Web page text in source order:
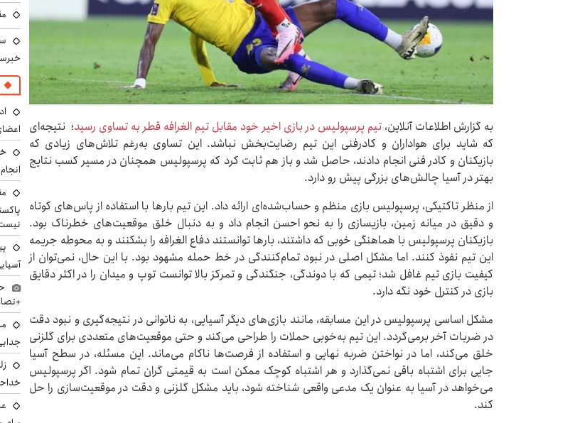
به گزارش اطلاعات آنلاین، تیم پرسپولیس در بازی اخیر خود مقابل تیم الغرافه قطر به تساوی رسید؛ نتیجه‌ای
که شاید برای هواداران و کادرفنی این تیم رضایت‌بخش نباشد. این تساوی به‌رغم تلاش‌های زیادی که
بازیکنان و کادر فنی انجام دادند، حاصل شد و باز هم ثابت کرد که پرسپولیس همچنان در مسیر کسب نتایج
بهتر در آسیا چالش‌های بزرگی پیش رو دارد.
از منظر تاکتیکی، پرسپولیس بازی منظم و حساب‌شده‌ای ارائه داد. این تیم بارها با استفاده از پاس‌های کوتاه
و دقیق در میانه زمین، بازیسازی را به نحو احسن انجام داد و به دنبال خلق موقعیت‌های خطرناک بود.
بازیکنان پرسپولیس با هماهنگی خوبی که داشتند، بارها توانستند دفاع الغرافه را بشکنند و به محوطه جریمه
این تیم نفوذ کنند. اما مشکل اصلی در نبود تمام‌کنندگی در خط حمله مشهود بود. با این حال، نمی‌توان از
کیفیت بازی تیم غافل شد؛ تیمی که با دوندگی، جنگندگی و تمرکز بالا توانست توپ و میدان را در اکثر دقایق
بازی در کنترل خود نگه دارد.
مشکل اساسی پرسپولیس در این مسابقه، مانند بازی‌های دیگر آسیایی، به ناتوانی در نتیجه‌گیری و نبود دقت
در ضربات آخر برمی‌گردد. این تیم به‌خوبی حملات را طراحی می‌کند و حتی موقعیت‌های متعددی برای گلزنی
خلق می‌کند، اما در نواختن ضربه نهایی و استفاده از فرصت‌ها ناکام می‌ماند. این مسئله، در سطح آسیا
جایی برای اشتباه باقی نمی‌گذارد و هر اشتباه کوچک ممکن است به قیمتی گران تمام شود. اگر پرسپولیس
می‌خواهد در آسیا به عنوان یک مدعی واقعی شناخته شود، باید مشکل گلزنی و دقت در موقعیت‌سازی را حل
کند.